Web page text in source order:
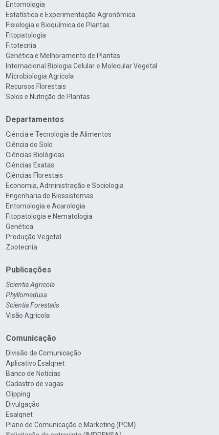
Entomologia
Estatística e Experimentação Agronômica
Fisiologia e Bioquímica de Plantas
Fitopatologia
Fitotecnia
Genética e Melhoramento de Plantas
Internacional Biologia Celular e Molecular Vegetal
Microbiologia Agrícola
Recursos Florestais
Solos e Nutrição de Plantas
Departamentos
Ciência e Tecnologia de Alimentos
Ciência do Solo
Ciências Biológicas
Ciências Exatas
Ciências Florestais
Economia, Administração e Sociologia
Engenharia de Biossistemas
Entomologia e Acarologia
Fitopatologia e Nematologia
Genética
Produção Vegetal
Zootecnia
Publicações
Scientia Agricola
Phyllomedusa
Scientia Forestalis
Visão Agrícola
Comunicação
Divisão de Comunicação
Aplicativo Esalqnet
Banco de Notícias
Cadastro de vagas
Clipping
Divulgação
Esalqnet
Plano de Comunicação e Marketing (PCM)